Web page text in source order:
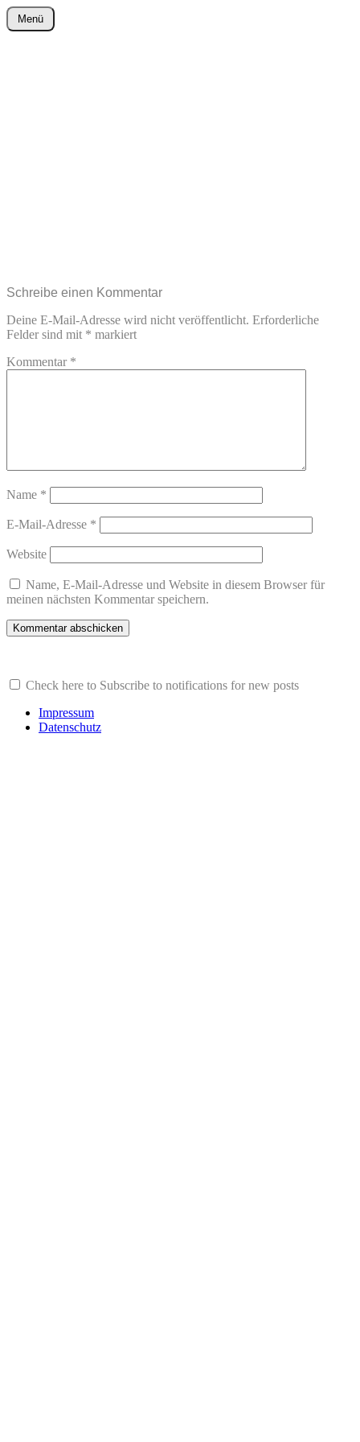
wurster-cartoon-blog.de
Menü
Zum
Inhalt
Schreibe einen Kommentar
Deine E-Mail-Adresse wird nicht veröffentlicht. Erforderliche
Felder sind mit * markiert
Kommentar *
Name *
E-Mail-Adresse *
Website
Name, E-Mail-Adresse und Website in diesem Browser für
meinen nächsten Kommentar speichern.
Check here to Subscribe to notifications for new posts
Impressum
Datenschutz